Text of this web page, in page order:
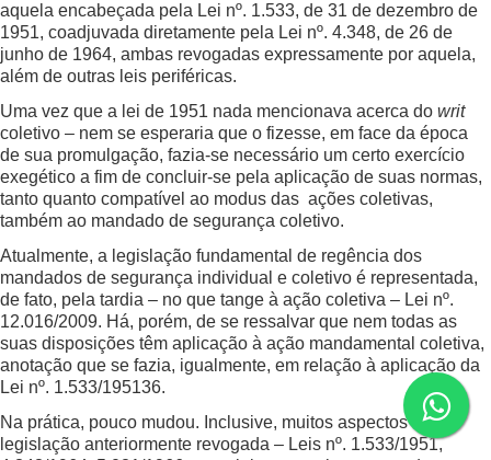
aquela encabeçada pela Lei nº. 1.533, de 31 de dezembro de
1951, coadjuvada diretamente pela Lei nº. 4.348, de 26 de
junho de 1964, ambas revogadas expressamente por aquela,
além de outras leis periféricas.
Uma vez que a lei de 1951 nada mencionava acerca do writ
coletivo – nem se esperaria que o fizesse, em face da época
de sua promulgação, fazia-se necessário um certo exercício
exegético a fim de concluir-se pela aplicação de suas normas,
tanto quanto compatível ao modus das ações coletivas,
também ao mandado de segurança coletivo.
Atualmente, a legislação fundamental de regência dos
mandados de segurança individual e coletivo é representada,
de fato, pela tardia – no que tange à ação coletiva – Lei nº.
12.016/2009. Há, porém, de se ressalvar que nem todas as
suas disposições têm aplicação à ação mandamental coletiva,
anotação que se fazia, igualmente, em relação à aplicação da
Lei nº. 1.533/195136.
Na prática, pouco mudou. Inclusive, muitos aspectos da
legislação anteriormente revogada – Leis nº. 1.533/1951,